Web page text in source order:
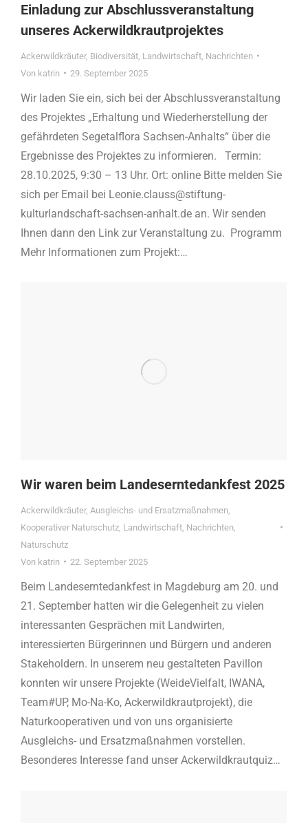
Einladung zur Abschlussveranstaltung
unseres Ackerwildkrautprojektes
Ackerwildkräuter, Biodiversität Landwirtschaft Nachrichten
Von katrin 29. September 2025
Wir laden Sie ein, sich bei der Abschlussveranstaltung
des Projektes „Erhaltung und Wiederherstellung der
gefährdeten Segetalflora Sachsen-Anhalts“ über die
Ergebnisse des Projektes zu informieren. Termin:
28.10.2025, 9:30 – 13 Uhr. Ort: online Bitte melden Sie
sich per Email bei Leonie.clauss@stiftung-
kulturlandschaft-sachsen-anhalt.de an. Wir senden
Ihnen dann den Link zur Veranstaltung zu. Programm
Mehr Informationen zum Projekt:…
Wir waren beim Landeserntedankfest 2025
Ackerwildkräuter, Ausgleichs- und Ersatzmaßnahmen
Kooperativer Naturschutz Landwirtschaft Nachrichten
Naturschutz
Von katrin 22. September 2025
Beim Landeserntedankfest in Magdeburg am 20. und
21. September hatten wir die Gelegenheit zu vielen
interessanten Gesprächen mit Landwirten,
interessierten Bürgerinnen und Bürgern und anderen
Stakeholdern. In unserem neu gestalteten Pavillon
konnten wir unsere Projekte (WeideVielfalt, IWANA,
Team#UP, Mo-Na-Ko, Ackerwildkrautprojekt), die
Naturkooperativen und von uns organisierte
Ausgleichs- und Ersatzmaßnahmen vorstellen.
Besonderes Interesse fand unser Ackerwildkrautquiz…